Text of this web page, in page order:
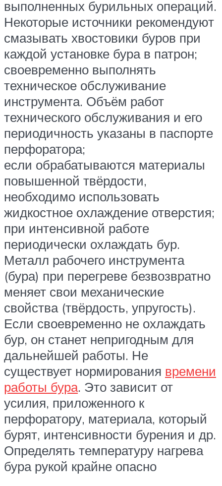
выполненных бурильных операций.
Некоторые источники рекомендуют
смазывать хвостовики буров при
каждой установке бура в патрон;
своевременно выполнять
техническое обслуживание
инструмента. Объём работ
технического обслуживания и его
периодичность указаны в паспорте
перфоратора;
если обрабатываются материалы
повышенной твёрдости,
необходимо использовать
жидкостное охлаждение отверстия;
при интенсивной работе
периодически охлаждать бур.
Металл рабочего инструмента
(бура) при перегреве безвозвратно
меняет свои механические
свойства (твёрдость, упругость).
Если своевременно не охлаждать
бур, он станет непригодным для
дальнейшей работы. Не
существует нормирования времени
работы бура. Это зависит от
усилия, приложенного к
перфоратору, материала, который
бурят, интенсивности бурения и др.
Определять температуру нагрева
бура рукой крайне опасно